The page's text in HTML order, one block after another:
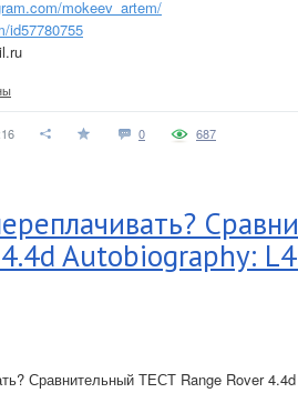
mokeev_artem/
id57780755
0 687
4.4d Autobiography:
Сравнительный ТЕСТ Range Rover